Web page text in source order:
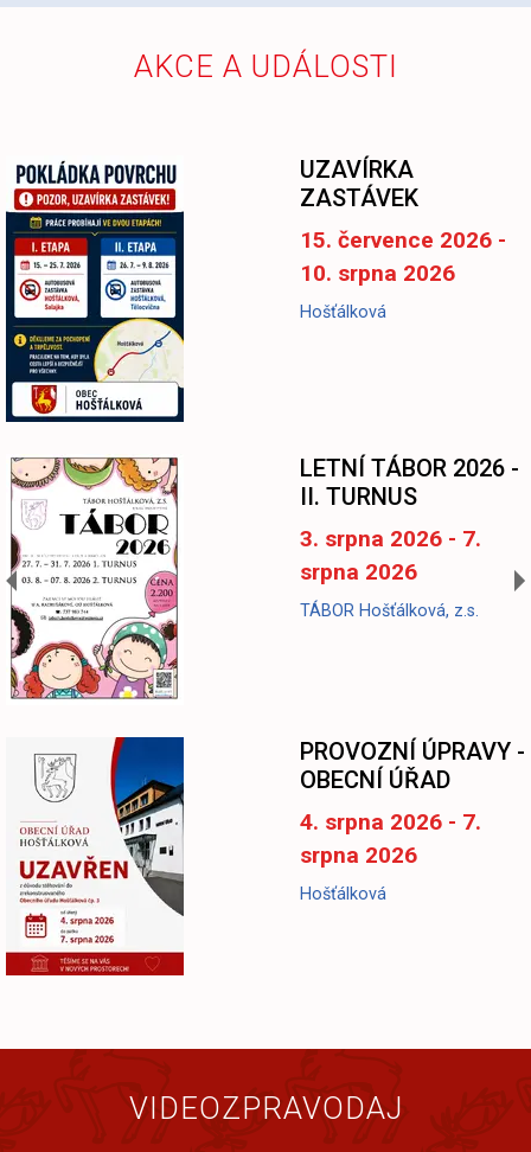
AKCE A UDÁLOSTI
UZAVÍRKA
ZASTÁVEK
15. července 2026 -
10. srpna 2026
Hošťálková
LETNÍ TÁBOR 2026 -
II. TURNUS
3. srpna 2026 - 7.
srpna 2026
TÁBOR Hošťálková, z.s.
PROVOZNÍ ÚPRAVY -
OBECNÍ ÚŘAD
4. srpna 2026 - 7.
srpna 2026
Hošťálková
VIDEOZPRAVODAJ